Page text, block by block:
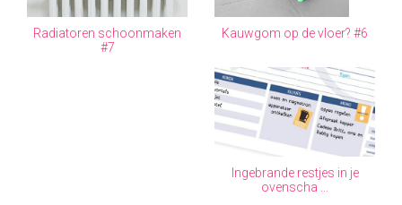
Radiatoren schoonmaken
#7
Kauwgom op de vloer? #6
Ingebrande restjes in je
ovenscha ...